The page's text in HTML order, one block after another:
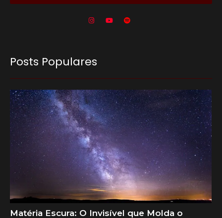
Posts Populares
Matéria Escura: O Invisível que Molda o